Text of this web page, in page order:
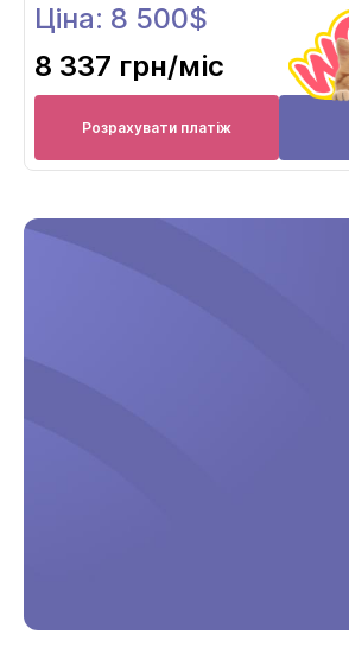
Ціна: 8 500$
8 337 грн/міс
Розрахувати платіж